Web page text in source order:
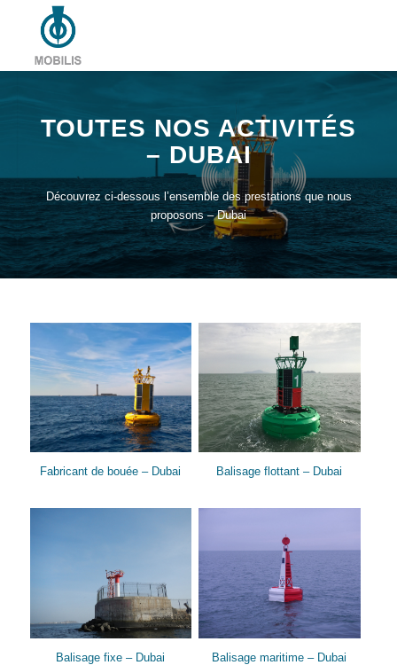
TOUTES NOS ACTIVITÉS
– DUBAI
Découvrez ci-dessous l’ensemble des prestations que nous
proposons – Dubai
Fabricant de bouée – Dubai Balisage flottant – Dubai
Balisage fixe – Dubai Balisage maritime – Dubai